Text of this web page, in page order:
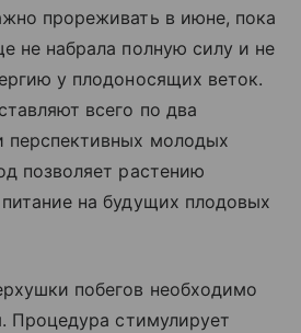
прореживать в июне, пока
не набрала полную силу и не
у плодоносящих веток.
всего по два
молодых
позволяет растению
на будущих плодовых
побегов необходимо
Процедура стимулирует